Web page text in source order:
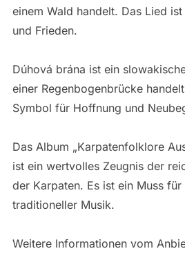
einem Wald handelt. Das Lied
und Frieden.
Dúhová brána ist ein
einer Regenbogenbrücke
Symbol für Hoffnung und
Das Album „Karpatenfolklore
ist ein wertvolles Zeugnis der
der Karpaten. Es ist ein Muss für
traditioneller Musik.
Weitere Informationen vom